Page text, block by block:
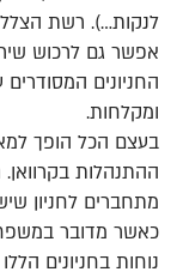
לנקות…). רשת
אפשר גם לרכוש
החניונים המסודרים
ומקלחות.
בעצם הכל הופך
ההתנהלות
מתחברים לחניון
כאשר מדובר
נוחות בחניונים